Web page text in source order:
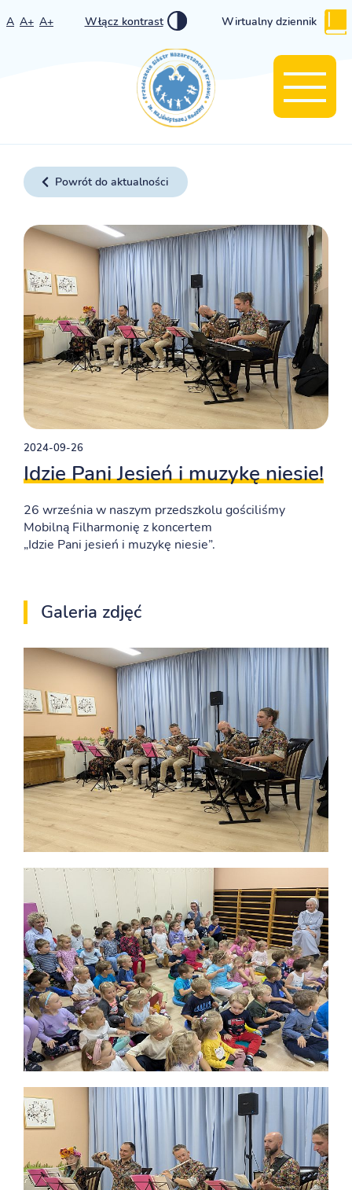
A A+ A+ Włącz kontrast Wirtualny dziennik
Powrót do aktualności
2024-09-26
Idzie Pani Jesień i muzykę niesie!
26 września w naszym przedszkolu gościliśmy
Mobilną Filharmonię z koncertem
„Idzie Pani jesień i muzykę niesie”.
Galeria zdjęć